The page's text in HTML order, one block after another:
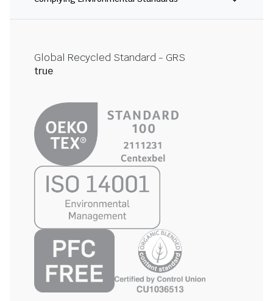
Global Recycled Standard - GRS
true